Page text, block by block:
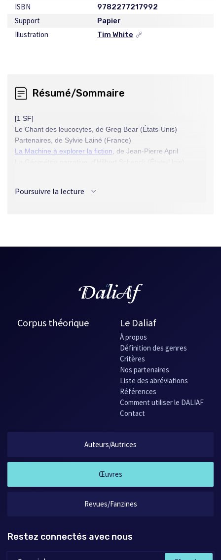
ISBN 9782277217992
Support Papier
Illustration Tim White
Ce
fenêtre
Résumé/Sommaire
[1 SF]
Le Chant des leucocytes, de Greg Bear (États-Unis)
Partenaires, de Sylvie Lainé (France)
La Machine à explorer la fiction , de Jean-Pierre April
L'Élargissement du monde, d'Ian Watson (Angleterre)
Stolze (France)
Poursuivre la lecture
Corpus théorique Le Daliaf
À propos
Définition des genres
Critères
Nos partenaires
Liste des abréviations
Références
Comment utiliser le DALIAF
Contact
Auteurs/Autrices
Œuvres
Revues/Fanzines
Restez connectés avec nous